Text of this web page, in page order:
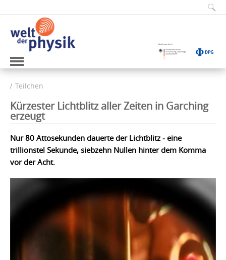
Teilchen
Kürzester Lichtblitz aller Zeiten in Garching
erzeugt
Nur 80 Attosekunden dauerte der Lichtblitz - eine
trillionstel Sekunde, siebzehn Nullen hinter dem Komma
vor der Acht.